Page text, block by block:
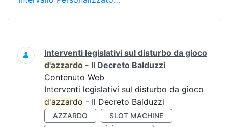
Ricerca
Interventi legislativi sul disturbo da gioco
d'azzardo - Il Decreto Balduzzi
Contenuto Web
Interventi legislativi sul disturbo da gioco
d'azzardo - Il Decreto Balduzzi
AZZARDO
SLOT MACHINE